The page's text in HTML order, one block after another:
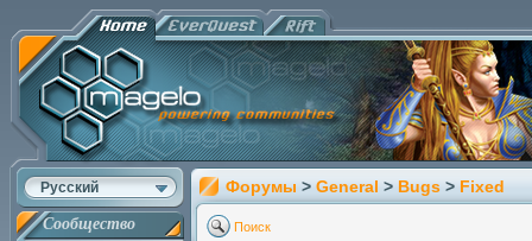
Русский
Сообщество
Форумы > General > Bugs > Fixed
Поиск